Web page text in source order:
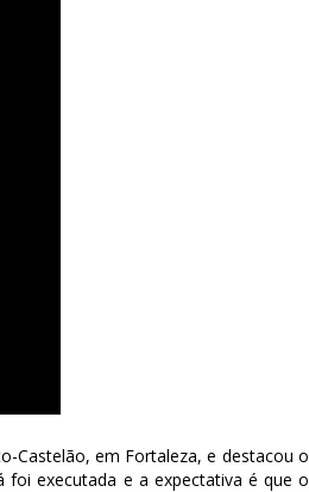
Castelão, em Fortaleza, e destacou o
foi executada e a expectativa é que o